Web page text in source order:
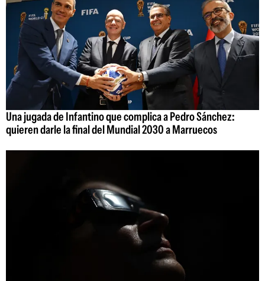
Una jugada de Infantino que complica a Pedro Sánchez:
quieren darle la final del Mundial 2030 a Marruecos